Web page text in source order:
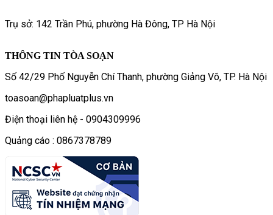
Trụ sở: 142 Trần Phú, phường Hà Đông, TP Hà Nội
THÔNG TIN TÒA SOẠN
Số 42/29 Phố Nguyễn Chí Thanh, phường Giảng Võ, TP. Hà Nội
toasoan@phapluatplus.vn
Điện thoại liên hệ - 0904309996
Quảng cáo : 0867378789